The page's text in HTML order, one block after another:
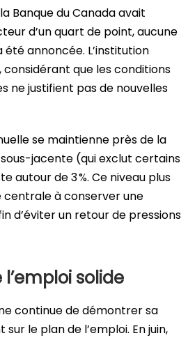
Banque du Canada avait
d’un quart de point, aucune
été annoncée. L’institution
que les conditions
ne justifient pas de nouvelles
se maintienne près de la
sous-jacente (qui exclut certains
autour de 3 %. Ce niveau plus
centrale à conserver une
d’éviter un retour de pressions
solide
continue de démontrer sa
le plan de l’emploi. En juin,